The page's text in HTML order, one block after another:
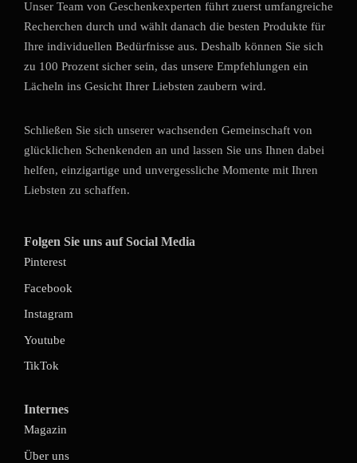
Unser Team von Geschenkexperten führt zuerst umfangreiche
Recherchen durch und wählt danach die besten Produkte für
Ihre individuellen Bedürfnisse aus. Deshalb können Sie sich
zu 100 Prozent sicher sein, das unsere Empfehlungen ein
Lächeln ins Gesicht Ihrer Liebsten zaubern wird.
Schließen Sie sich unserer wachsenden Gemeinschaft von
glücklichen Schenkenden an und lassen Sie uns Ihnen dabei
helfen, einzigartige und unvergessliche Momente mit Ihren
Liebsten zu schaffen.
Folgen Sie uns auf Social Media
Pinterest
Facebook
Instagram
Youtube
TikTok
Internes
Magazin
Über uns